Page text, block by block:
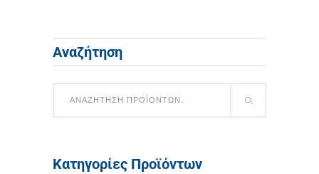
Αναζήτηση
Κατηγορίες Προϊόντων